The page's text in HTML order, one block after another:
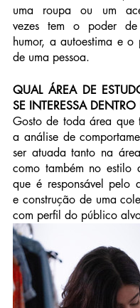
uma roupa ou um
vezes tem o poder de
humor, a autoestima e o
de uma pessoa.
QUAL ÁREA DE
SE INTERESSA
Gosto de toda área que
a análise de
ser atuada tanto na
como também no estilo
que é responsável pelo
e construção de uma
com perfil do público